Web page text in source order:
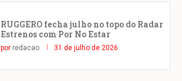
RUGGERO fecha julho no topo do Radar
Estrenos com Por No Estar
por redacao 31 de julho de 2026